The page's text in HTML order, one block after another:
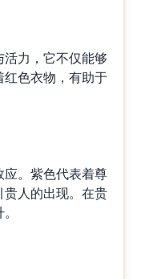
力，它不仅能够
色衣物，有助于
。紫色代表着尊
人的出现。在贵